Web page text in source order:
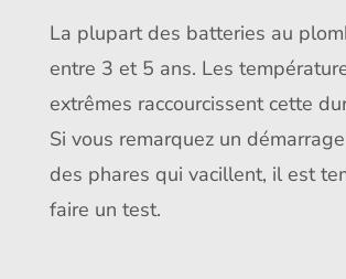
La plupart des batteries au
entre 3 et 5 ans. Les
extrêmes raccourcissent cette
Si vous remarquez un
des phares qui vacillent, il est
faire un test.